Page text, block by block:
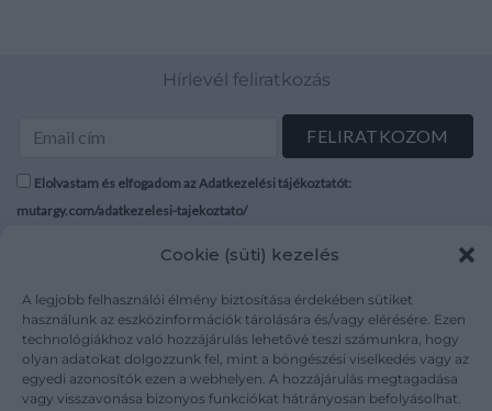
Cookie (süti) kezelés
A legjobb felhasználói élmény biztosítása érdekében sütiket
használunk az eszközinformációk tárolására és/vagy elérésére. Ezen
technológiákhoz való hozzájárulás lehetővé teszi számunkra, hogy
olyan adatokat dolgozzunk fel, mint a böngészési viselkedés vagy az
egyedi azonosítók ezen a webhelyen. A hozzájárulás megtagadása
vagy visszavonása bizonyos funkciókat hátrányosan befolyásolhat.
Hírlevél feliratkozás
Elolvastam és elfogadom az Adatkezelési tájékoztatót:
mutargy.com/adatkezelesi-tajekoztato/
Médiaajánlat
Karrier
Kapcsolat
Áraink
ÁSZF
Adatvédelem
Impresszum